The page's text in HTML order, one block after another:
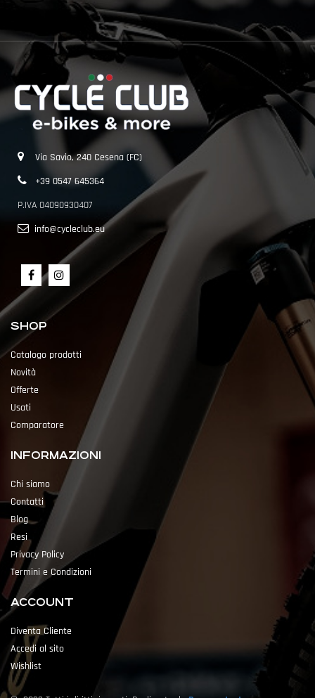
Via Savio, 240 Cesena (FC)
+39 0547 645364
P.IVA 04090930407
info@cycleclub.eu
SHOP
Catalogo prodotti
Novità
Offerte
Usati
Comparatore
INFORMAZIONI
Chi siamo
Contatti
Blog
Resi
Privacy Policy
Termini e Condizioni
ACCOUNT
Diventa Cliente
Accedi al sito
Wishlist